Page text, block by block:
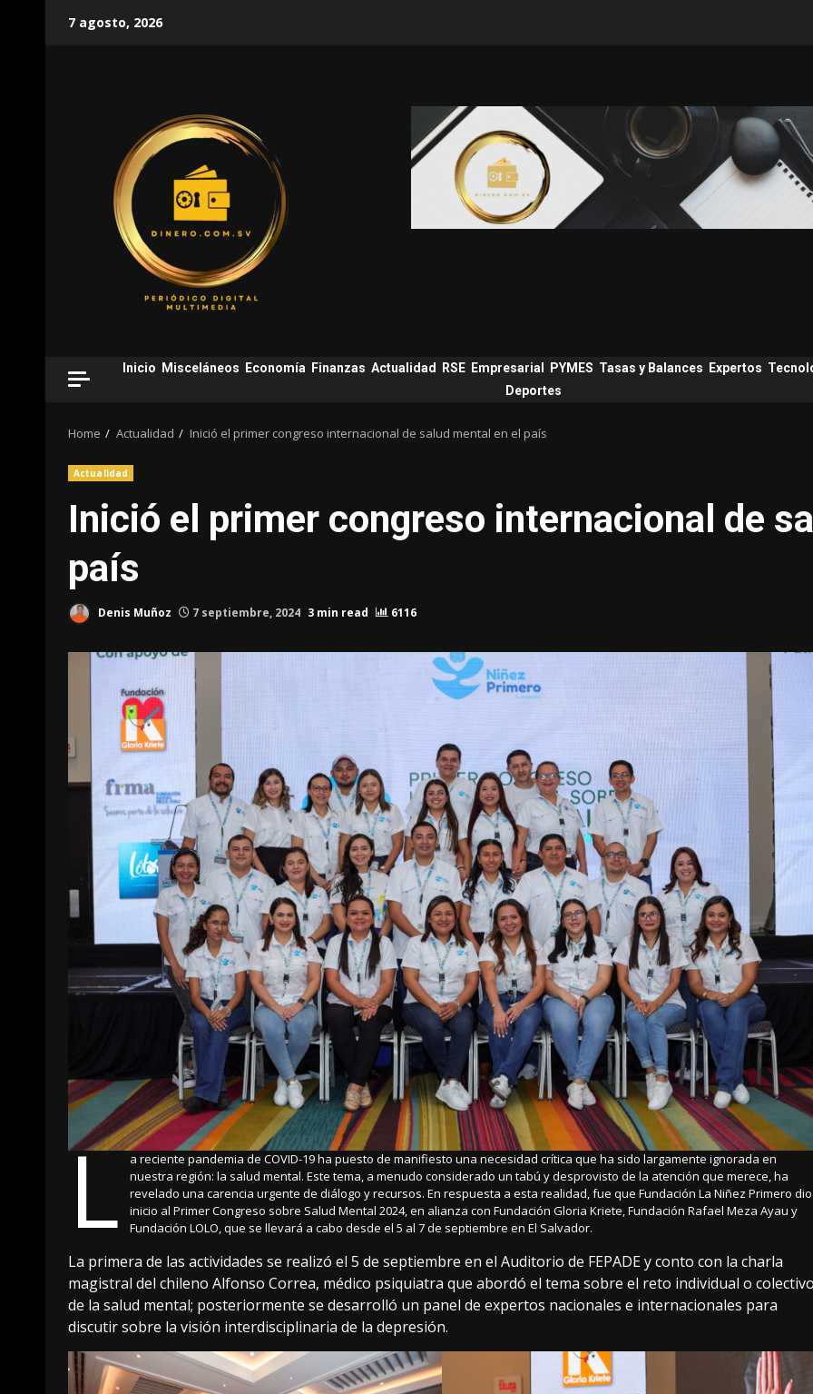
7 agosto, 2026
Inicio Misceláneos Economía Finanzas Actualidad RSE Empresarial PYMES Tasas y Balances Expertos
Deportes
Home Actualidad Inició el primer congreso internacional de salud mental en el país
Actualidad
Inició el primer congreso internacional de
país
Denis Muñoz 7 septiembre, 2024 3 min read 6116
L
a reciente pandemia de COVID-19 ha puesto de manifiesto una necesidad crítica que ha sido largamente ignorada en
nuestra región: la salud mental. Este tema, a menudo considerado un tabú y desprovisto de la atención que merece, ha
revelado una carencia urgente de diálogo y recursos. En respuesta a esta realidad, fue que Fundación La Niñez Primero dio
inicio al Primer Congreso sobre Salud Mental 2024, en alianza con Fundación Gloria Kriete, Fundación Rafael Meza Ayau y
Fundación LOLO, que se llevará a cabo desde el 5 al 7 de septiembre en El Salvador.
La primera de las actividades se realizó el 5 de septiembre en el Auditorio de FEPADE y conto con la charla
magistral del chileno Alfonso Correa, médico psiquiatra que abordó el tema sobre el reto individual o
de la salud mental; posteriormente se desarrolló un panel de expertos nacionales e internacionales para
discutir sobre la visión interdisciplinaria de la depresión.